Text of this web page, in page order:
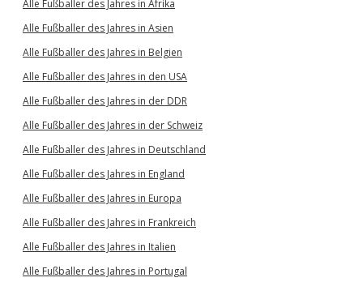
Alle Fußballer des Jahres in Afrika
Alle Fußballer des Jahres in Asien
Alle Fußballer des Jahres in Belgien
Alle Fußballer des Jahres in den USA
Alle Fußballer des Jahres in der DDR
Alle Fußballer des Jahres in der Schweiz
Alle Fußballer des Jahres in Deutschland
Alle Fußballer des Jahres in England
Alle Fußballer des Jahres in Europa
Alle Fußballer des Jahres in Frankreich
Alle Fußballer des Jahres in Italien
Alle Fußballer des Jahres in Portugal